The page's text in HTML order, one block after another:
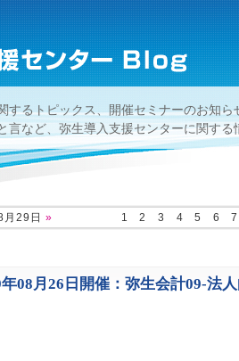
するトピックス、開催セミナーのお知ら
言など、弥生導入支援センターに関す
29日 » 1 2 3 4 5 6 7
年08月26日開催：弥生会計09-法